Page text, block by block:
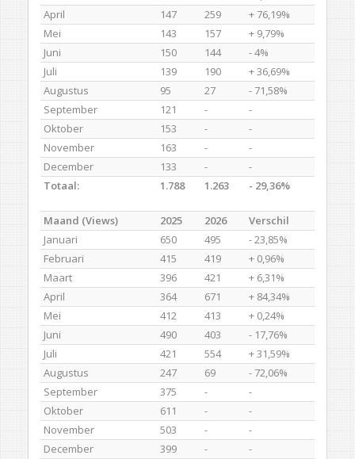
April
147 259
+ 76,19%
Mei
143 157
+ 9,79%
Juni
150 144
- 4%
Juli
139 190
+ 36,69%
Augustus
95 27
- 71,58%
September
121 -
-
Oktober
153 -
-
November
163 -
-
December
133 -
-
Totaal:
1.788 1.263 - 29,36%
Maand (Views) 2025 2026
Verschil
Januari
650 495
- 23,85%
Februari
415 419
+ 0,96%
Maart
396 421
+ 6,31%
April
364 671
+ 84,34%
Mei
412 413
+ 0,24%
Juni
490 403
- 17,76%
Juli
421 554
+ 31,59%
Augustus
247 69
- 72,06%
September
375 -
-
Oktober
611 -
-
November
503 -
-
December
399 -
-